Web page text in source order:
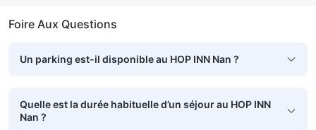
Foire Aux Questions
Un parking est-il disponible au HOP INN Nan ?
Quelle est la durée habituelle d’un séjour au HOP INN
Nan ?